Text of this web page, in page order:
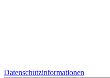
Datenschutzinformationen